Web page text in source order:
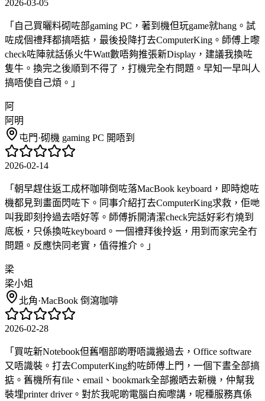
2026-03-05
「 自己買曬料砌咗部gaming PC，著到機但玩game就hang。試
咗成個禮拜都搞唔掂，最後投降打去ComputerKing。師傅上嚟
check咗陣就話係火牛Watt數唔夠推張新Display，建議我換咗
隻牛。換完之後順到不得了，打機完全冇問題。早知一早叫人
搞唔使自己煩。 」
阿
阿明
屯門·砌機 gaming PC 開唔到
2026-02-14
「 朝早趕住返工成杯咖啡倒咗落MacBook keyboard，即時熄咗
機都見到畫面閃咗下。同事介紹打去ComputerKing求救，佢哋
叫我即刻拎過去唔好等。師傅拆開清潔check完話好彩冇燒到
底板，只係換咗keyboard。一個禮拜後拎返，用到而家完全冇
問題。反應快同老實，值得推介。 」
梁
梁小姐
北角·MacBook 倒瀉咖啡
2026-02-28
「 買咗新Notebook但舊嗰部啲嘢唔識搬過去，Office software
又唔識裝。打去ComputerKing約咗師傅上門，一個下晝全部搞
掂。舊機所有file、email、bookmark全部搬晒去新機，仲幫我
裝埋printer driver。對於我呢啲電腦白痴嚟講，呢種服務真係